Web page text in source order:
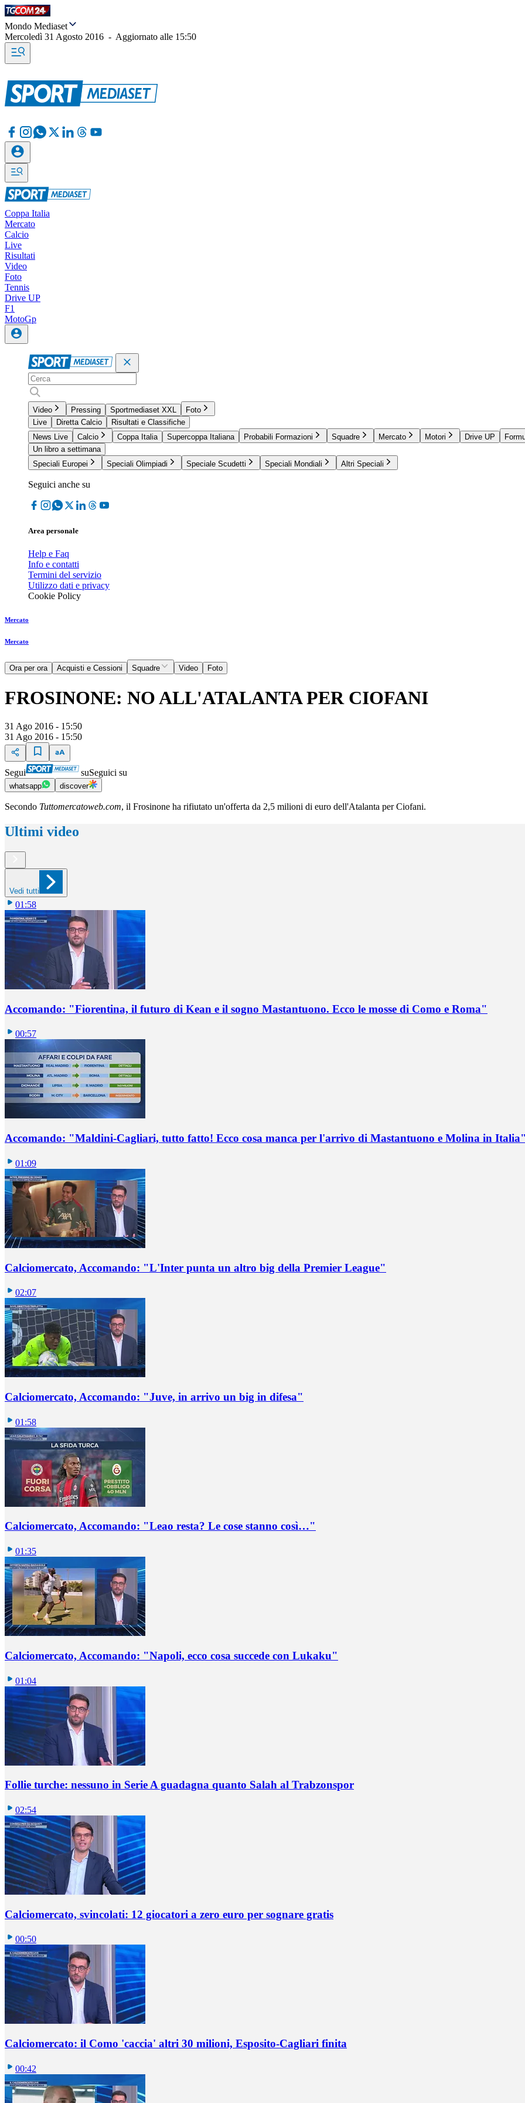
Mondo Mediaset
Mercoledì 31 Agosto 2016 - Aggiornato alle 15:50
Coppa Italia
Mercato
Calcio
Live
Risultati
Video
Foto
Tennis
Drive UP
F1
MotoGp
Video Pressing Sportmediaset XXL
Foto
Live
Diretta Calcio
Risultati e Classifiche
News Live
Calcio Coppa Italia Supercoppa Italiana Probabili Formazioni Squadre Mercato Motori Drive UP
Un libro a settimana
Speciali Europei
Speciali Olimpiadi Speciale Scudetti Speciali Mondiali Altri Speciali
Seguici anche su
Area personale
Help e Faq
Info e contatti
Termini del servizio
Utilizzo dati e privacy
Cookie Policy
Mercato
Mercato
Ora per ora Acquisti e Cessioni Squadre Video Foto
FROSINONE: NO ALL'ATALANTA PER CIOFANI
31 Ago 2016 - 15:50
31 Ago 2016 - 15:50
Segui suSeguici su
whatsapp discover
Secondo Tuttomercatoweb.com, il Frosinone ha rifiutato un'offerta da 2,5 milioni di euro dell'Atalanta per Ciofani.
Ultimi video
Vedi tutti
01:58
Accomando: "Fiorentina, il futuro di Kean e il sogno Mastantuono. Ecco le mosse di Como e Roma"
00:57
Accomando: "Maldini-Cagliari, tutto fatto! Ecco cosa manca per l'arrivo di Mastantuono e Molina in
01:09
Calciomercato, Accomando: "L'Inter punta un altro big della Premier League"
02:07
Calciomercato, Accomando: "Juve, in arrivo un big in difesa"
01:58
Calciomercato, Accomando: "Leao resta? Le cose stanno così…"
01:35
Calciomercato, Accomando: "Napoli, ecco cosa succede con Lukaku"
01:04
Follie turche: nessuno in Serie A guadagna quanto Salah al Trabzonspor
02:54
Calciomercato, svincolati: 12 giocatori a zero euro per sognare gratis
00:50
Calciomercato: il Como 'caccia' altri 30 milioni, Esposito-Cagliari finita
00:42